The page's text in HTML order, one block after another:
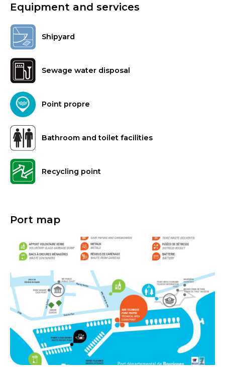
Equipment and services
Shipyard
Sewage water disposal
Point propre
Bathroom and toilet facilities
Recycling point
Port map